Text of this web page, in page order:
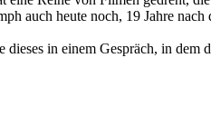
auch heute noch, 19 Jahre
in einem Gespräch, in dem